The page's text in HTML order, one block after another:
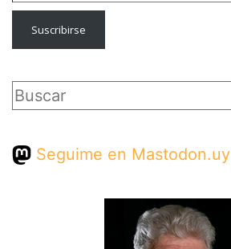
Suscribirse
Buscar
Seguime en Mastodon.uy